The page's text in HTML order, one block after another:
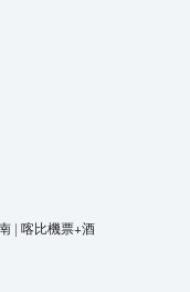
| 喀比機票+酒